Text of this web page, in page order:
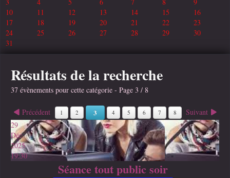
10
11 12 13 14 15
16
17
18 19 20 21 22
23
24
25 26 27 28 29
30
31
Résultats de la recherche
37 évènements pour cette catégorie - Page 3 / 8
Précédent 1 2 3 4 5 6 7 8
Suivant
29
Déc
2025
19:30
Séance tout public soir